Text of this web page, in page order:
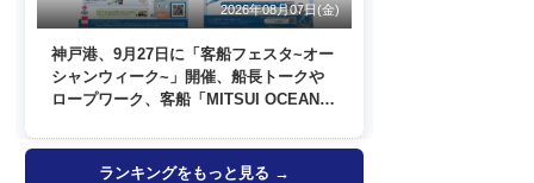
2026年08月07日(金)
神戸港、9月27日に「客船フェスタ~オー
シャンウィーク~」開催、船長トークや
ロープワーク、客船「MITSUI OCEAN
ランキングをもっと見る →